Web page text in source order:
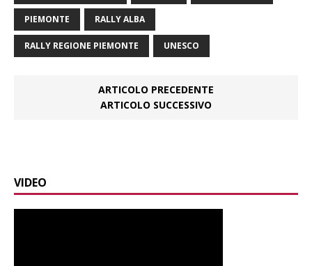
PIEMONTE RALLY ALBA
RALLY REGIONE PIEMONTE UNESCO
ARTICOLO PRECEDENTE
ARTICOLO SUCCESSIVO
VIDEO